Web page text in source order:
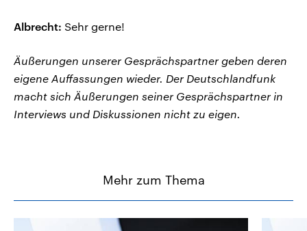
Albrecht: Sehr gerne!
Äußerungen unserer Gesprächspartner geben deren
eigene Auffassungen wieder. Der Deutschlandfunk
macht sich Äußerungen seiner Gesprächspartner in
Interviews und Diskussionen nicht zu eigen.
Mehr zum Thema